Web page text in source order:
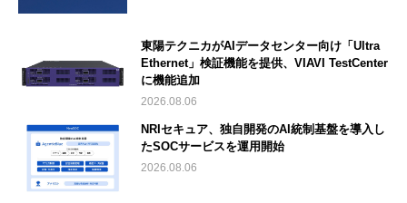
東陽テクニカがAIデータセンター向け「Ultra
Ethernet」検証機能を提供、VIAVI TestCenter
に機能追加
2026.08.06
NRIセキュア、独自開発のAI統制基盤を導入し
たSOCサービスを運用開始
2026.08.06